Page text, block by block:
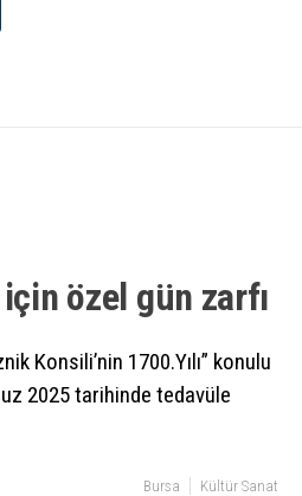
özel gün zarfı
Konsili’nin 1700.Yılı” konulu
2025 tarihinde tedavüle
Bursa Kültür Sanat